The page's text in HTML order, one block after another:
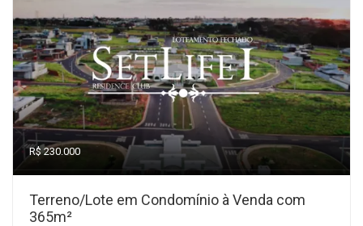
R$ 230.000
Terreno/Lote em Condomínio à Venda com
365m²